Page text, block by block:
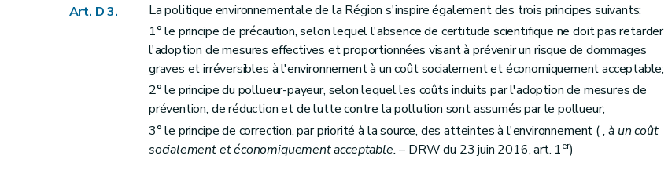
Art. D206
Art. D207
Art. D208
Art. D209
Art. D2010
Art. D2011
Art. D2012
Art. D 3.
La politique environnementale de la Région s'inspire également des trois principes suivants:
1° le principe de précaution, selon lequel l'absence de certitude scientifique ne doit pas retarder
l'adoption de mesures effectives et proportionnées visant à prévenir un risque de dommages
graves et irréversibles à l'environnement à un coût socialement et économiquement acceptable;
2° le principe du pollueur-payeur, selon lequel les coûts induits par l'adoption de mesures de
prévention, de réduction et de lutte contre la pollution sont assumés par le pollueur;
3° le principe de correction, par priorité à la source, des atteintes à l'environnement (, à un coût
socialement et économiquement acceptable.– DRW du 23 juin 2016, art. 1er)